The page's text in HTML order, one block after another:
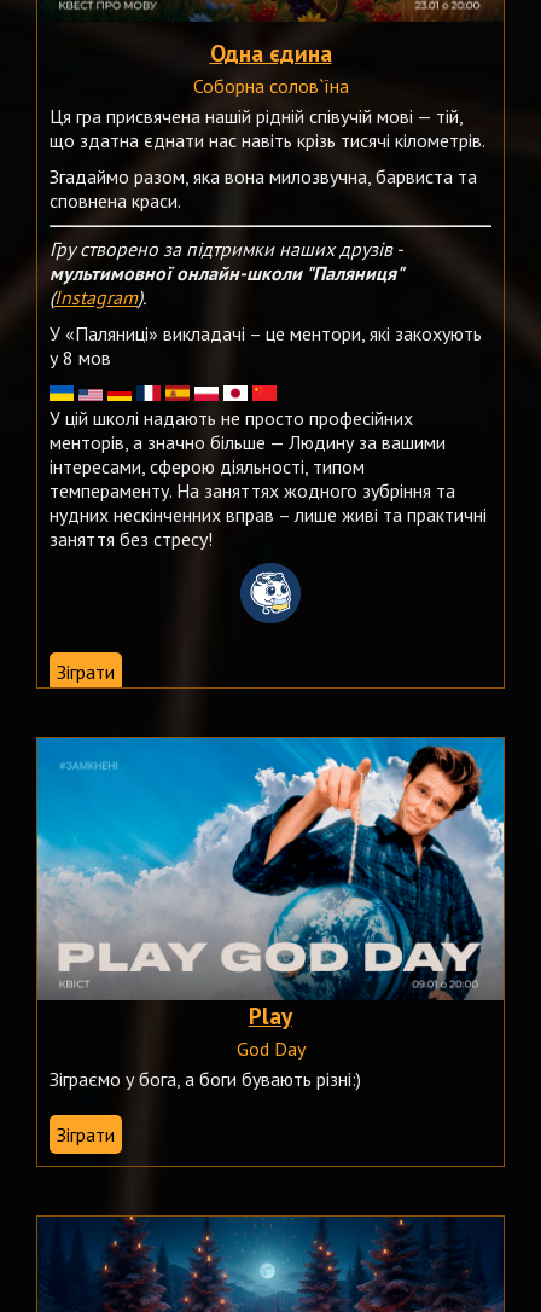
Одна єдина
Соборна солов`їна
Ця гра присвячена нашій рідній співучій мові — тій,
що здатна єднати нас навіть крізь тисячі кілометрів.
Згадаймо разом, яка вона милозвучна, барвиста та
сповнена краси.
Гру створено за підтримки наших друзів -
мультимовної онлайн-школи "Паляниця"
(Instagram).
У «Паляниці» викладачі – це ментори, які закохують
у 8 мов
У цій школі надають не просто професійних
менторів, а значно більше — Людину за вашими
інтересами, сферою діяльності, типом
темпераменту. На заняттях жодного зубріння та
нудних нескінченних вправ – лише живі та практичні
заняття без стресу!
Зіграти
Play
God Day
Зіграємо у бога, а боги бувають різні:)
Зіграти